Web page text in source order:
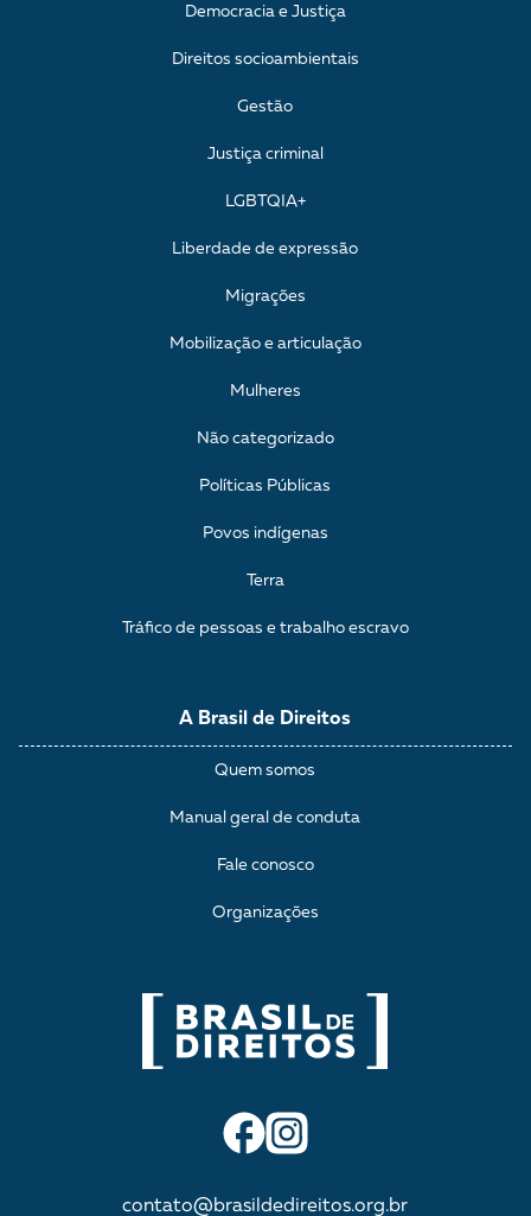
contato@brasildedireitos.org.br
A Brasil de Direitos
Quem somos
Manual geral de conduta
Fale conosco
Organizações
Democracia e Justiça
Direitos socioambientais
Gestão
Justiça criminal
LGBTQIA+
Liberdade de expressão
Migrações
Mobilização e articulação
Mulheres
Não categorizado
Políticas Públicas
Povos indígenas
Terra
Tráfico de pessoas e trabalho escravo